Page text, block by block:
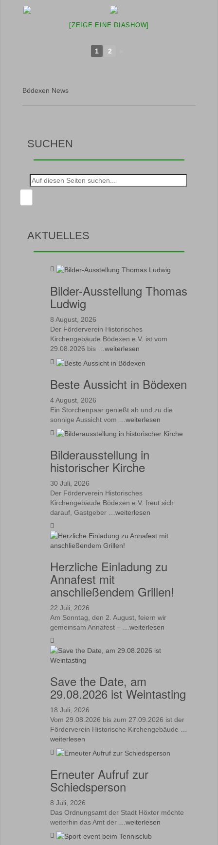
[ZEIGE EINE DIASHOW]
1 2
Bödexen News
SUCHEN
Suche
nach:
AKTUELLES
Bilder-Ausstellung Thomas
Ludwig
8 August, 2026
Der Förderverein Historisches
Kirchengebäude Bödexen e.V. ist vom
29.08.2026 bis …weiterlesen
Beste Aussicht in Bödexen
4 August, 2026
Ein Storchenpaar genießt ab und zu die
sonnige Aussicht vom … weiterlesen
Bilderausstellung in
historischer Kirche
30 Juli, 2026
Der Förderverein Historisches
Kirchengebäude Bödexen e.V. freut sich
darauf, Gastgeber … weiterlesen
Herzliche Einladung zu
Annafest mit
anschließendem Grillen!
22 Juli, 2026
Am Sonntag, den 2. August, feiern wir
gemeinsam Annafest – … weiterlesen
Save the Date, am
29.08.2026 ist Weintasting
18 Juli, 2026
Vom 29.08.2026 bis zum 27.09.2026 ist der
Förderverein Historische Kirchengebäude …
weiterlesen
Erneuter Aufruf zur
Schiedsperson
8 Juli, 2026
Das Ordnungsamt der Stadt Höxter möchte
weiterhin das Amt der … weiterlesen